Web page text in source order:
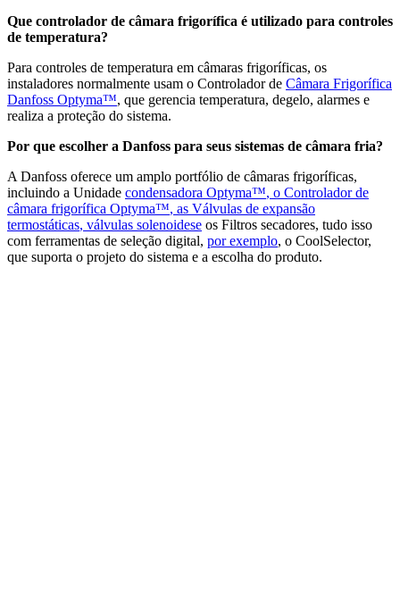
Que controlador de câmara frigorífica é utilizado para controles
de temperatura?
Para controles de temperatura em câmaras frigoríficas, os
instaladores normalmente usam o Controlador de Câmara Frigorífica
Danfoss Optyma™, que gerencia temperatura, degelo, alarmes e
realiza a proteção do sistema.
Por que escolher a Danfoss para seus sistemas de câmara fria?
A Danfoss oferece um amplo portfólio de câmaras frigoríficas,
incluindo a Unidade condensadora Optyma™, o Controlador de
câmara frigorífica Optyma™, as Válvulas de expansão
termostáticas, válvulas solenoidese os Filtros secadores, tudo isso
com ferramentas de seleção digital, por exemplo, o CoolSelector,
que suporta o projeto do sistema e a escolha do produto.